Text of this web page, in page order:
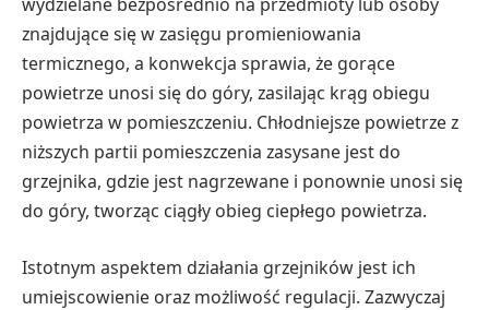
znajdujące się w zasięgu promieniowania
termicznego, a konwekcja sprawia, że gorące
powietrze unosi się do góry, zasilając krąg obiegu
powietrza w pomieszczeniu. Chłodniejsze powietrze z
niższych partii pomieszczenia zasysane jest do
grzejnika, gdzie jest nagrzewane i ponownie unosi się
do góry, tworząc ciągły obieg ciepłego powietrza.
Istotnym aspektem działania grzejników jest ich
umiejscowienie oraz możliwość regulacji. Zazwyczaj